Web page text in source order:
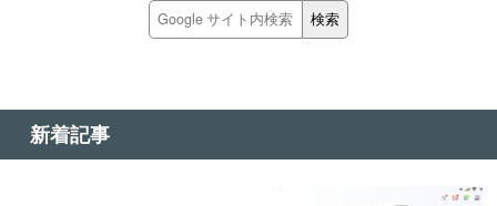
新着記事